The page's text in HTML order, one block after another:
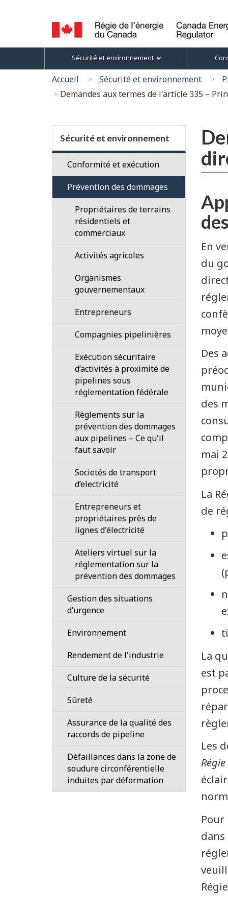
la
langue
Canada
Energy
Regulator
/
Régie
Canada
Menu
des
sujets
Sécurité et environnement
Accueil Sécurité et environnement
Demandes aux termes de l'article 335 –
En
du
Des
des
mai
La
de
La
est
Les
dans
Section
menu
Sécurité et environnement
Conformité et exécution
Vérifications
Conformité
aux
conditions
Application
règles
des
récents
par
la
Régie
Prévention des dommages
Propriétaires de terrains
résidentiels et
commerciaux
Activités agricoles
Organismes
gouvernementaux
Entrepreneurs
Compagnies pipelinières
Exécution sécuritaire
d’activités à proximité de
pipelines sous
réglementation fédérale
Règlements sur la
prévention des dommages
aux pipelines – Ce qu'il
faut savoir
Societés de transport
d’electricité
Entrepreneurs et
propriétaires près de
lignes d'électricité
Ateliers virtuel sur la
réglementation sur la
prévention des dommages
Gestion des situations
d’urgence
Environnement
Cycle
vie
installation
Évaluation
Franchissements
de
cours
Rendement de l'industrie
Signalement
impliquant
des
et
des
pipelines
Culture de la sécurité
Sûreté
Assurance de la qualité des
raccords de pipeline
Défaillances dans la zone de
soudure circonférentielle
induites par déformation